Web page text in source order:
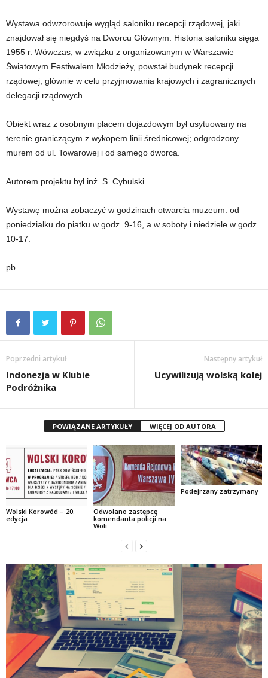
Wystawa odwzorowuje wygląd saloniku recepcji rządowej, jaki
znajdował się niegdyś na Dworcu Głównym. Historia saloniku sięga
1955 r. Wówczas, w związku z organizowanym w Warszawie
Światowym Festiwalem Młodzieży, powstał budynek recepcji
rządowej, głównie w celu przyjmowania krajowych i zagranicznych
delegacji rządowych.
Obiekt wraz z osobnym placem dojazdowym był usytuowany na
terenie graniczącym z wykopem linii średnicowej; odgrodzony
murem od ul. Towarowej i od samego dworca.
Autorem projektu był inż. S. Cybulski.
Wystawę można zobaczyć w godzinach otwarcia muzeum: od
poniedzialku do piatku w godz. 9-16, a w soboty i niedziele w godz.
10-17.
pb
Poprzedni artykuł
Indonezja w Klubie
Podróżnika
Następny artykuł
Ucywilizują wolską kolej
POWIĄZANE ARTYKUŁY WIĘCEJ OD AUTORA
Wolski Korowód – 20.
edycja.
Odwołano zastępcę
komendanta policji na
Woli
Podejrzany zatrzymany